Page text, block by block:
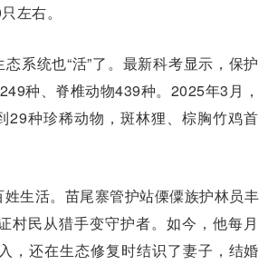
左右。
系统也“活”了。最新科考显示，保护
种、脊椎动物439种。2025年3月，
29种珍稀动物，斑林狸、棕胸竹鸡首
生活。苗尾寨管护站傈僳族护林员丰
村民从猎手变守护者。如今，他每月
，还在生态修复时结识了妻子，结婚